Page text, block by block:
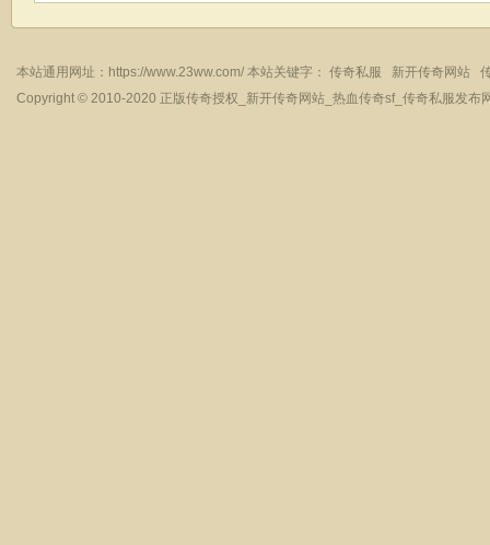
本站通用网址： https://www.23ww.com/ 本站关键字： 传奇私服 新开传奇网站
Copyright © 2010-2020 正版传奇授权_新开传奇网站_热血传奇sf_传奇私服发布